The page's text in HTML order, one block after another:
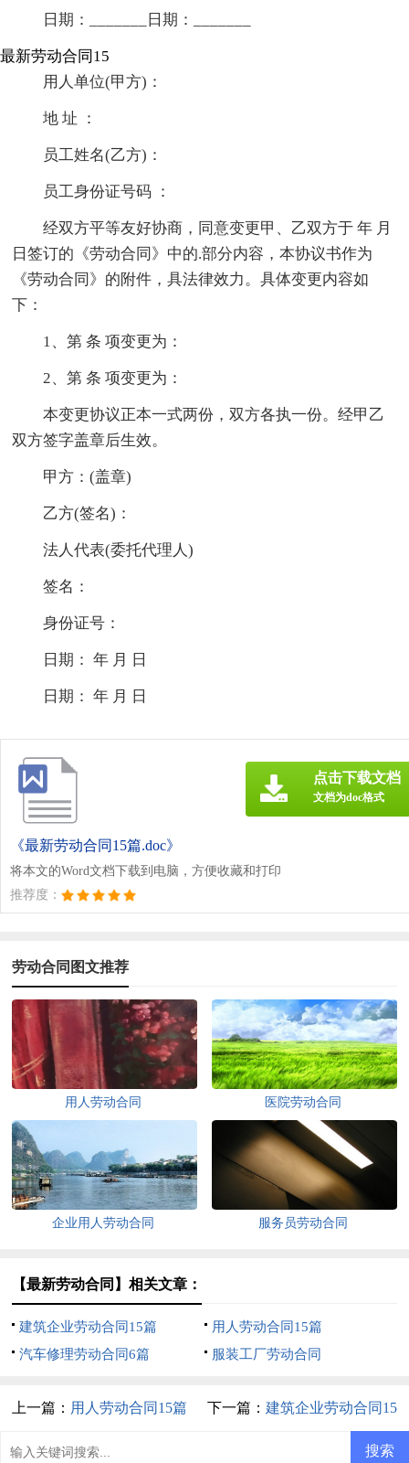
日期：_______日期：_______
最新劳动合同15
用人单位(甲方)：
地 址 ：
员工姓名(乙方)：
员工身份证号码 ：
经双方平等友好协商，同意变更甲、乙双方于 年 月
日签订的《劳动合同》中的.部分内容，本协议书作为
《劳动合同》的附件，具法律效力。具体变更内容如
下：
1、第 条 项变更为：
2、第 条 项变更为：
本变更协议正本一式两份，双方各执一份。经甲乙
双方签字盖章后生效。
甲方：(盖章)
乙方(签名)：
法人代表(委托代理人)
签名：
身份证号：
日期： 年 月 日
日期： 年 月 日
《最新劳动合同15篇.doc》
将本文的Word文档下载到电脑，方便收藏和打印
推荐度：
点击下载文档
文档为doc格式
劳动合同图文推荐
用人劳动合同 医院劳动合同
企业用人劳动合同 服务员劳动合同
【最新劳动合同】相关文章：
建筑企业劳动合同15篇
用人劳动合同15篇
汽车修理劳动合同6篇
服装工厂劳动合同
上一篇： 用人劳动合同15篇 下一篇： 建筑企业劳动合同15